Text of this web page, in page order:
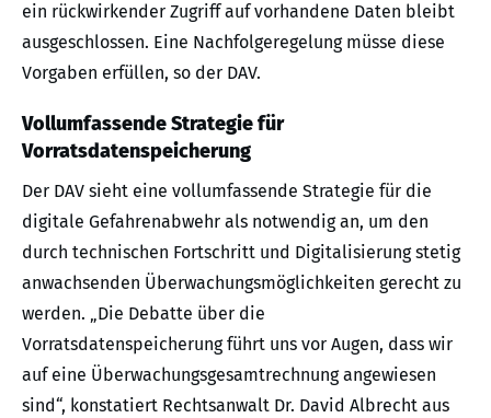
ein rückwirkender Zugriff auf vorhandene Daten bleibt
ausgeschlossen. Eine Nachfolgeregelung müsse diese
Vorgaben erfüllen, so der DAV.
Vollumfassende Strategie für
Vorratsdatenspeicherung
Der DAV sieht eine vollumfassende Strategie für die
digitale Gefahrenabwehr als notwendig an, um den
durch technischen Fortschritt und Digitalisierung stetig
anwachsenden Überwachungsmöglichkeiten gerecht zu
werden. „Die Debatte über die
Vorratsdatenspeicherung führt uns vor Augen, dass wir
auf eine Überwachungsgesamtrechnung angewiesen
sind“, konstatiert Rechtsanwalt Dr. David Albrecht aus